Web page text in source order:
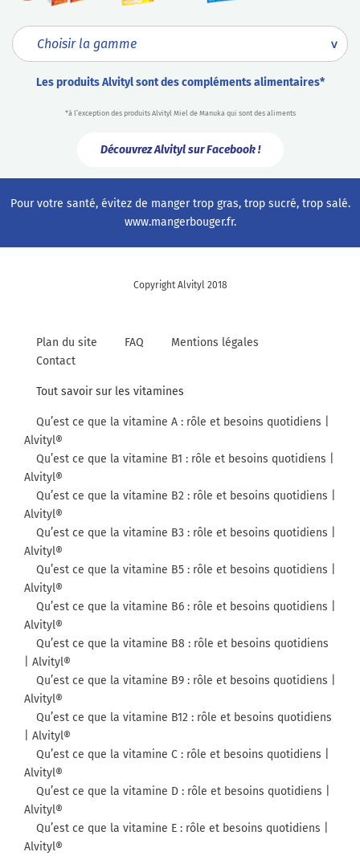
Les produits Alvityl sont des compléments alimentaires*
*à l’exception des produits Alvityl Miel de Manuka qui sont des aliments
Découvrez Alvityl sur Facebook !
Pour votre santé, évitez de manger trop gras, trop sucré, trop salé.
www.mangerbouger.fr.
Copyright Alvityl 2018
Plan du site FAQ
Mentions légales
Contact
Tout savoir sur les vitamines
Qu’est ce que la vitamine A : rôle et besoins quotidiens |
Alvityl®
Qu’est ce que la vitamine B1 : rôle et besoins quotidiens |
Alvityl®
Qu’est ce que la vitamine B2 : rôle et besoins quotidiens |
Alvityl®
Qu’est ce que la vitamine B3 : rôle et besoins quotidiens |
Alvityl®
Qu’est ce que la vitamine B5 : rôle et besoins quotidiens |
Alvityl®
Qu’est ce que la vitamine B6 : rôle et besoins quotidiens |
Alvityl®
Qu’est ce que la vitamine B8 : rôle et besoins quotidiens
| Alvityl®
Qu’est ce que la vitamine B9 : rôle et besoins quotidiens |
Alvityl®
Qu’est ce que la vitamine B12 : rôle et besoins quotidiens
| Alvityl®
Qu’est ce que la vitamine C : rôle et besoins quotidiens |
Alvityl®
Qu’est ce que la vitamine D : rôle et besoins quotidiens |
Alvityl®
Qu’est ce que la vitamine E : rôle et besoins quotidiens |
Alvityl®